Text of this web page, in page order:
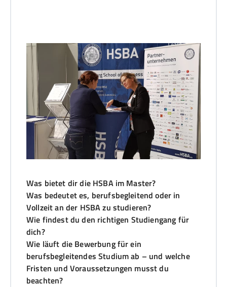
Was bietet dir die HSBA im Master?
Was bedeutet es, berufsbegleitend oder in
Vollzeit an der HSBA zu studieren?
Wie findest du den richtigen Studiengang für
dich?
Wie läuft die Bewerbung für ein
berufsbegleitendes Studium ab – und welche
Fristen und Voraussetzungen musst du
beachten?